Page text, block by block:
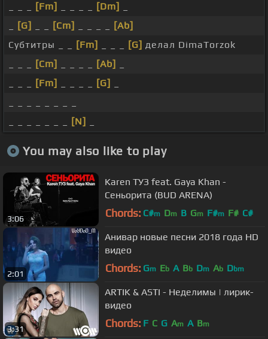
[Fm] [Dm]
[G] [Cm]
[Ab]
Субтитры _ _
[Fm] [G] делал DimaTorzok
[Cm] [Ab]
[Fm] [G]
[N]
You may also like to play
3:06
Karen ТУЗ feat. Gaya Khan -
Сеньорита (BUD ARENA)
Chords: C#m Dm B Gm F#m F# C#
2:01
Анивар новые песни 2018 года HD
видео
Chords: Gm Eb A Bb Dm Ab Dbm
3:31
ARTIK & ASTI - Неделимы | лирик-
видео
Chords: F C G Am A Bm